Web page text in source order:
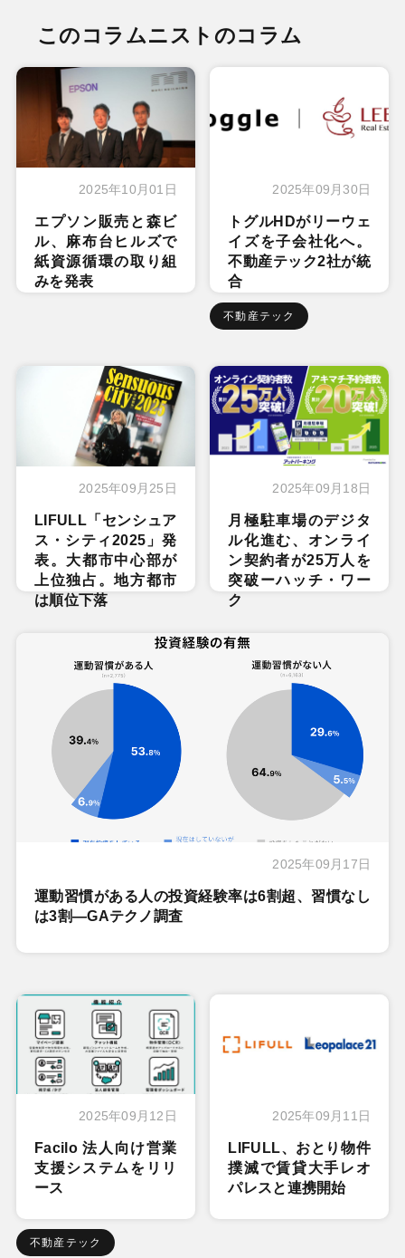
このコラムニストのコラム
2025年10月01日
エプソン販売と森ビ
ル、麻布台ヒルズで
紙資源循環の取り組
みを発表
2025年09月30日
トグルHDがリーウェ
イズを子会社化へ。
不動産テック2社が統
合
不動産テック
2025年09月25日
LIFULL「センシュア
ス・シティ2025」発
表。大都市中心部が
上位独占。地方都市
は順位下落
2025年09月18日
月極駐車場のデジタ
ル化進む、オンライ
ン契約者が25万人を
突破ーハッチ・ワー
ク
2025年09月17日
運動習慣がある人の投資経験率は6割超、習慣なし
は3割―GAテクノ調査
2025年09月12日
Facilo 法人向け営業
支援システムをリリ
ース
不動産テック
2025年09月11日
LIFULL、おとり物件
撲滅で賃貸大手レオ
パレスと連携開始